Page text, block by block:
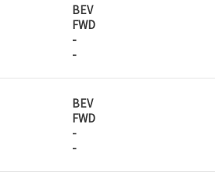
BEV
FWD
-
-
BEV
FWD
-
-